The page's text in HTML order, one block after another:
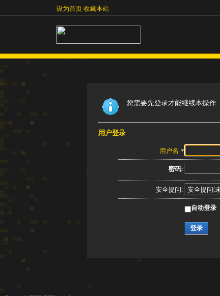
收藏本站设为首页收藏本站
您需要先登录才能继续本操作
用户登录
用户名
密码:
安全提问:
自动登录
登录